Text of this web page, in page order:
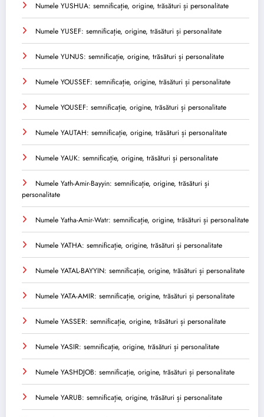
Numele YUSHUA: semnificație, origine, trăsături și personalitate
Numele YUSEF: semnificație, origine, trăsături și personalitate
Numele YUNUS: semnificație, origine, trăsături și personalitate
Numele YOUSSEF: semnificație, origine, trăsături și personalitate
Numele YOUSEF: semnificație, origine, trăsături și personalitate
Numele YAUTAH: semnificație, origine, trăsături și personalitate
Numele YAUK: semnificație, origine, trăsături și personalitate
Numele Yath-Amir-Bayyin: semnificație, origine, trăsături și
personalitate
Numele Yatha-Amir-Watr: semnificație, origine, trăsături și personalitate
Numele YATHA: semnificație, origine, trăsături și personalitate
Numele YATAL-BAYYIN: semnificație, origine, trăsături și personalitate
Numele YATA-AMIR: semnificație, origine, trăsături și personalitate
Numele YASSER: semnificație, origine, trăsături și personalitate
Numele YASIR: semnificație, origine, trăsături și personalitate
Numele YASHDJOB: semnificație, origine, trăsături și personalitate
Numele YARUB: semnificație, origine, trăsături și personalitate